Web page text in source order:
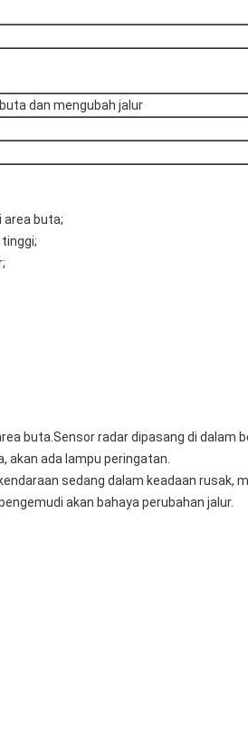
dan mengubah jalur
area buta;
buta.Sensor radar dipasang di dalam
akan ada lampu peringatan.
sedang dalam keadaan rusak,
akan bahaya perubahan jalur.